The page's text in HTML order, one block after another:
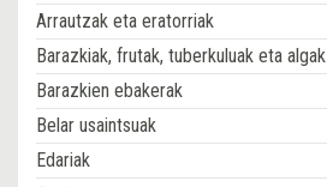
Arrautzak eta eratorriak
Barazkiak, frutak, tuberkuluak eta algak
Barazkien ebakerak
Belar usaintsuak
Edariak